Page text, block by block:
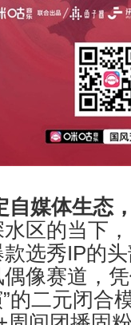
自媒体生态
区的当下
选秀IP的
像赛道，
”的二元闭合